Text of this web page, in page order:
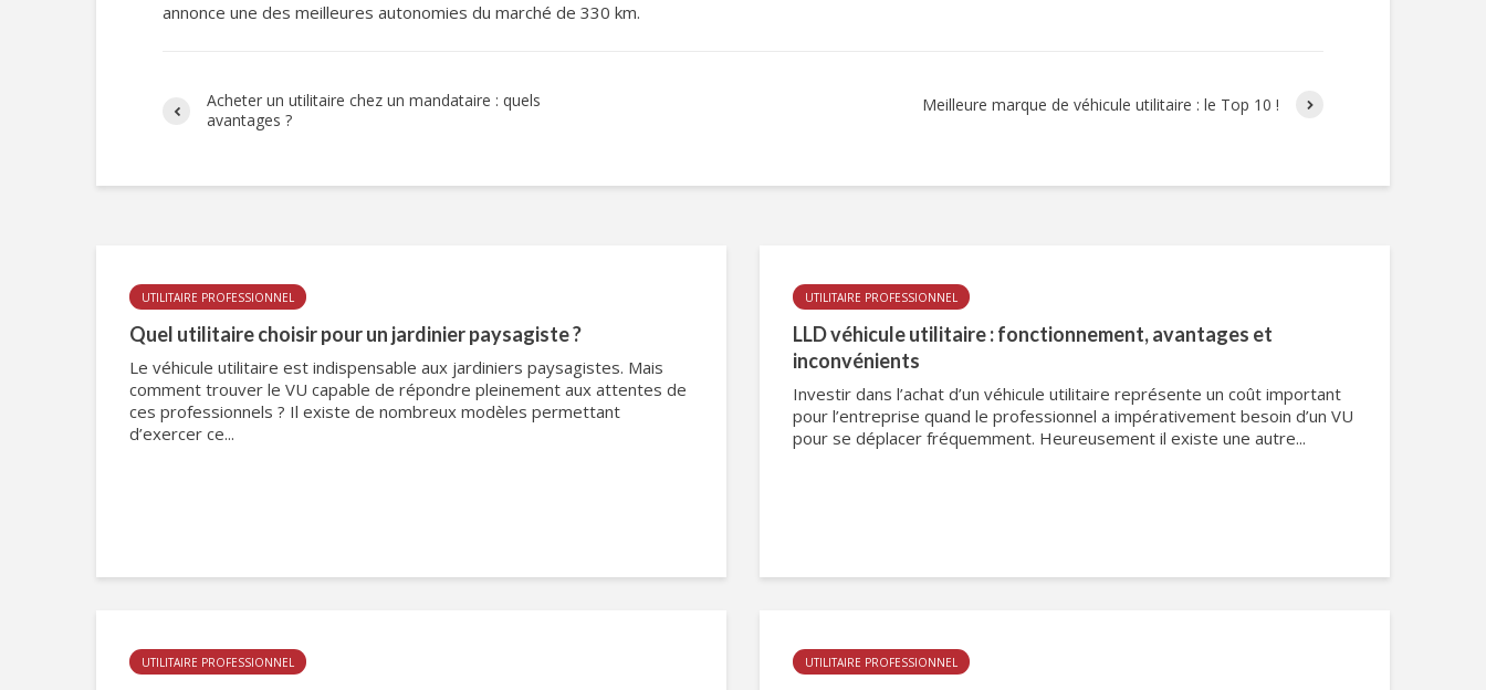
annonce une des meilleures autonomies du marché de 330 km.
Acheter un utilitaire chez un mandataire : quels
avantages ?
Meilleure marque de véhicule utilitaire : le Top 10 !
UTILITAIRE PROFESSIONNEL
Quel utilitaire choisir pour un jardinier paysagiste ?
Le véhicule utilitaire est indispensable aux jardiniers paysagistes. Mais
comment trouver le VU capable de répondre pleinement aux attentes de
ces professionnels ? Il existe de nombreux modèles permettant
d’exercer ce...
UTILITAIRE PROFESSIONNEL
LLD véhicule utilitaire : fonctionnement, avantages et
inconvénients
Investir dans l’achat d’un véhicule utilitaire représente un coût important
pour l’entreprise quand le professionnel a impérativement besoin d’un VU
pour se déplacer fréquemment. Heureusement il existe une autre...
UTILITAIRE PROFESSIONNEL UTILITAIRE PROFESSIONNEL